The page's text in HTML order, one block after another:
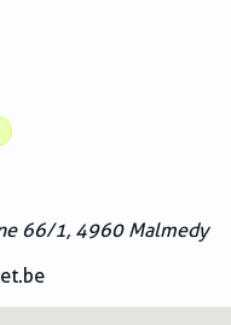
66/1, 4960 Malmedy